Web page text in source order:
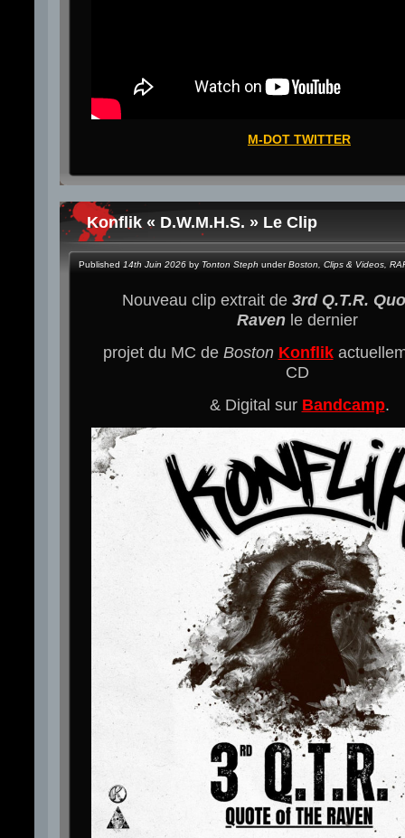
M-DOT TWITTER
Konflik « D.W.M.H.S. » Le Clip
Published 14th Juin 2026 by Tonton Steph underBoston Clips & Videos
Nouveau clip extrait de 3rd Q.T.R.
Ravenle dernier
projet du MC de Boston Konflik
CD
& Digital sur Bandcamp.